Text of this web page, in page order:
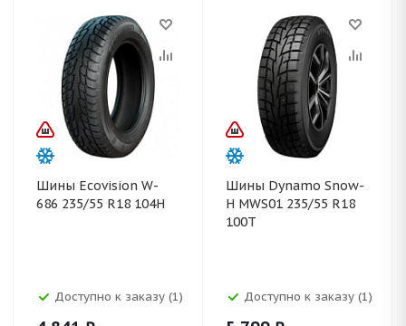
Шины Ecovision W-
686 235/55 R18 104H
Доступно к заказу (1)
Шины Dynamo Snow-
H MWS01 235/55 R18
100T
Доступно к заказу (1)